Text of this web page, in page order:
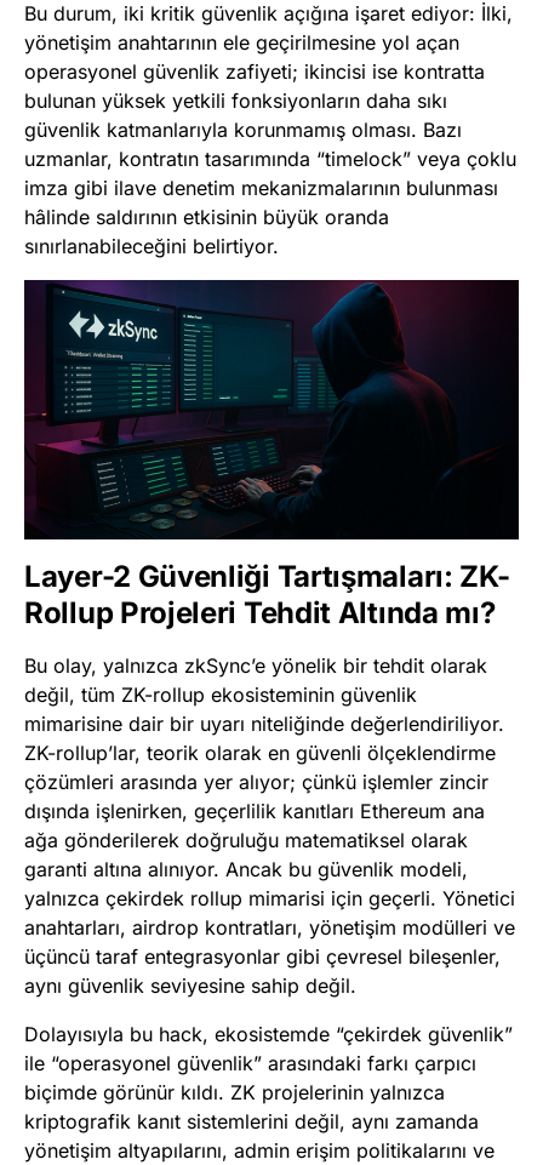
Bu durum, iki kritik güvenlik açığına işaret ediyor: İlki,
yönetişim anahtarının ele geçirilmesine yol açan
operasyonel güvenlik zafiyeti; ikincisi ise kontratta
bulunan yüksek yetkili fonksiyonların daha sıkı
güvenlik katmanlarıyla korunmamış olması. Bazı
uzmanlar, kontratın tasarımında “timelock” veya çoklu
imza gibi ilave denetim mekanizmalarının bulunması
hâlinde saldırının etkisinin büyük oranda
sınırlanabileceğini belirtiyor.
Layer-2 Güvenliği Tartışmaları: ZK-
Rollup Projeleri Tehdit Altında mı?
Bu olay, yalnızca zkSync’e yönelik bir tehdit olarak
değil, tüm ZK-rollup ekosisteminin güvenlik
mimarisine dair bir uyarı niteliğinde değerlendiriliyor.
ZK-rollup’lar, teorik olarak en güvenli ölçeklendirme
çözümleri arasında yer alıyor; çünkü işlemler zincir
dışında işlenirken, geçerlilik kanıtları Ethereum ana
ağa gönderilerek doğruluğu matematiksel olarak
garanti altına alınıyor. Ancak bu güvenlik modeli,
yalnızca çekirdek rollup mimarisi için geçerli. Yönetici
anahtarları, airdrop kontratları, yönetişim modülleri ve
üçüncü taraf entegrasyonlar gibi çevresel bileşenler,
aynı güvenlik seviyesine sahip değil.
Dolayısıyla bu hack, ekosistemde “çekirdek güvenlik”
ile “operasyonel güvenlik” arasındaki farkı çarpıcı
biçimde görünür kıldı. ZK projelerinin yalnızca
kriptografik kanıt sistemlerini değil, aynı zamanda
yönetişim altyapılarını, admin erişim politikalarını ve